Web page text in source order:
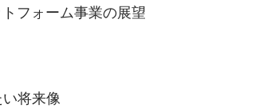
フォーム事業の展望
将来像